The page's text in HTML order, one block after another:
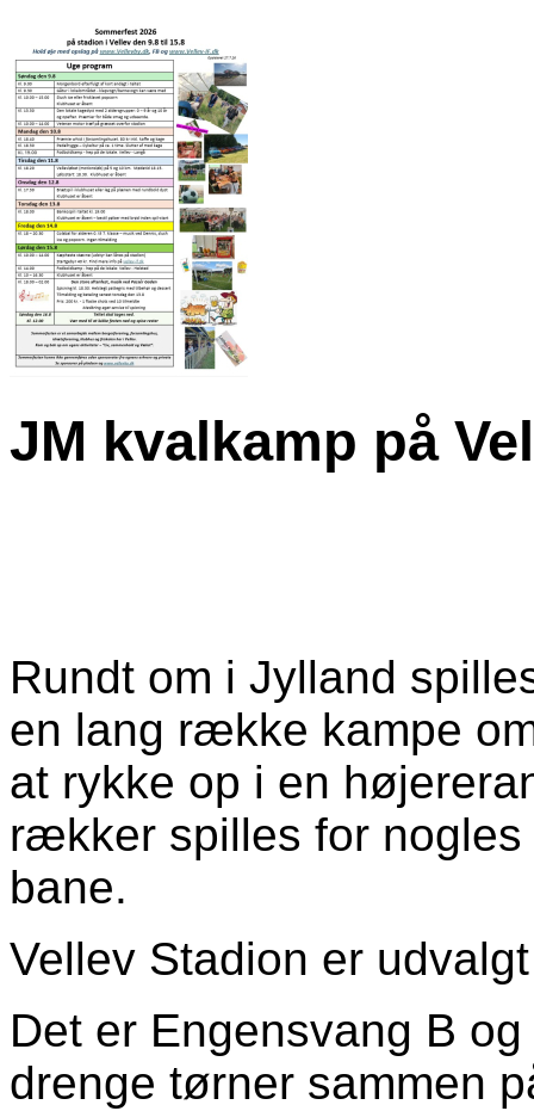
JM kvalkamp på
Rundt om i Jylland
en lang række kampe
at rykke op i en
rækker spilles for
bane.
Vellev Stadion er
Det er Engensvang B
drenge tørner sammen